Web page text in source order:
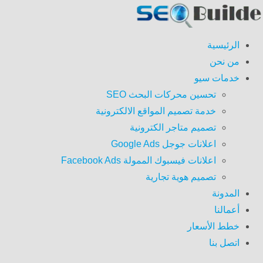
الرئيسية
من نحن
خدمات سيو
تحسين محركات البحث SEO
خدمة تصميم المواقع الالكترونية
تصميم متاجر الكترونية
اعلانات جوجل Google Ads
اعلانات فيسبوك الممولة Facebook Ads
تصميم هوية تجارية
المدونة
أعمالنا
خطط الأسعار
اتصل بنا